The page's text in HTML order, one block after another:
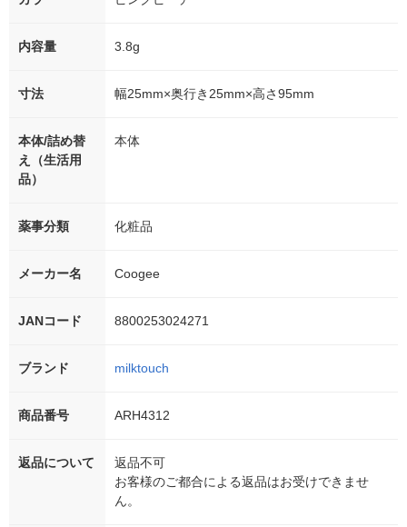
内容量 3.8g
寸法 幅25mm×奥行き25mm×高さ95mm
本体/詰め替
え（生活用
品）
本体
薬事分類 化粧品
メーカー名 Coogee
JANコード 8800253024271
ブランド milktouch
商品番号 ARH4312
返品について
返品不可
お客様のご都合による返品はお受けできませ
ん。